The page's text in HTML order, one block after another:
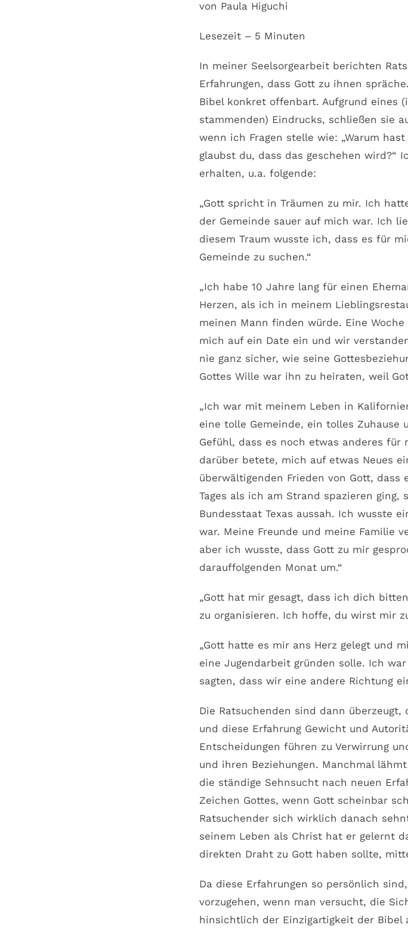
von Paula Higuchi
Lesezeit – 5 Minuten
In meiner Seelsorgearbeit berichten
Erfahrungen, dass Gott zu ihnen
Bibel konkret offenbart. Aufgrund eines
stammenden) Eindrucks, schließen sie
wenn ich Fragen stelle wie: „Warum
glaubst du, dass das geschehen wird?“
erhalten, u.a. folgende:
„Gott spricht in Träumen zu mir. Ich
der Gemeinde sauer auf mich war. Ich
diesem Traum wusste ich, dass es für
Gemeinde zu suchen.“
„Ich habe 10 Jahre lang für einen
Herzen, als ich in meinem
meinen Mann finden würde. Eine
mich auf ein Date ein und wir
nie ganz sicher, wie seine
Gottes Wille war ihn zu heiraten, weil
„Ich war mit meinem Leben in
eine tolle Gemeinde, ein tolles Zuhause
Gefühl, dass es noch etwas anderes für
darüber betete, mich auf etwas Neues
überwältigenden Frieden von Gott,
Tages als ich am Strand spazieren ging,
Bundesstaat Texas aussah. Ich wusste
war. Meine Freunde und meine Familie
aber ich wusste, dass Gott zu mir
darauffolgenden Monat um.“
„Gott hat mir gesagt, dass ich dich
zu organisieren. Ich hoffe, du wirst mir
„Gott hatte es mir ans Herz gelegt und
eine Jugendarbeit gründen solle. Ich
sagten, dass wir eine andere Richtung
Die Ratsuchenden sind dann
und diese Erfahrung Gewicht und
Entscheidungen führen zu Verwirrung
und ihren Beziehungen. Manchmal
die ständige Sehnsucht nach neuen
Zeichen Gottes, wenn Gott scheinbar
Ratsuchender sich wirklich danach
seinem Leben als Christ hat er gelernt
direkten Draht zu Gott haben sollte,
Da diese Erfahrungen so persönlich
vorzugehen, wenn man versucht, die
hinsichtlich der Einzigartigkeit der Bibel